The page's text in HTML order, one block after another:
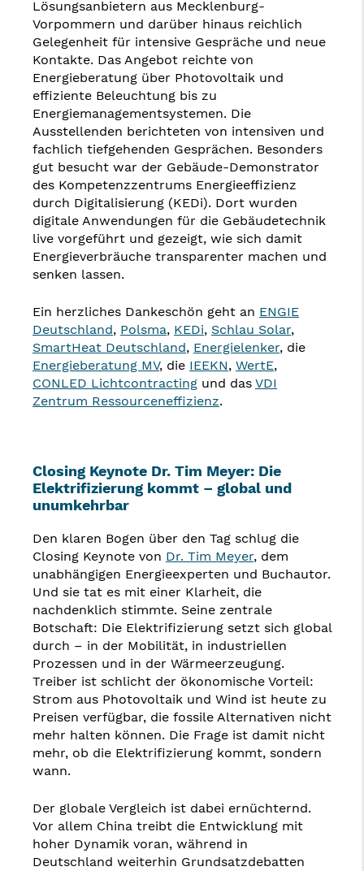
Lösungsanbietern aus Mecklenburg-
Vorpommern und darüber hinaus reichlich
Gelegenheit für intensive Gespräche und neue
Kontakte. Das Angebot reichte von
Energieberatung über Photovoltaik und
effiziente Beleuchtung bis zu
Energiemanagementsystemen. Die
Ausstellenden berichteten von intensiven und
fachlich tiefgehenden Gesprächen. Besonders
gut besucht war der Gebäude-Demonstrator
des Kompetenzzentrums Energieeffizienz
durch Digitalisierung (KEDi). Dort wurden
digitale Anwendungen für die Gebäudetechnik
live vorgeführt und gezeigt, wie sich damit
Energieverbräuche transparenter machen und
senken lassen.
Ein herzliches Dankeschön geht an ENGIE
Deutschland, Polsma, KEDi, Schlau Solar,
SmartHeat Deutschland, Energielenker, die
Energieberatung MV, die IEEKN, WertE,
CONLED Lichtcontracting und das VDI
Zentrum Ressourceneffizienz.
Closing Keynote Dr. Tim Meyer: Die
Elektrifizierung kommt – global und
unumkehrbar
Den klaren Bogen über den Tag schlug die
Closing Keynote von Dr. Tim Meyer, dem
unabhängigen Energieexperten und Buchautor.
Und sie tat es mit einer Klarheit, die
nachdenklich stimmte. Seine zentrale
Botschaft: Die Elektrifizierung setzt sich global
durch – in der Mobilität, in industriellen
Prozessen und in der Wärmeerzeugung.
Treiber ist schlicht der ökonomische Vorteil:
Strom aus Photovoltaik und Wind ist heute zu
Preisen verfügbar, die fossile Alternativen nicht
mehr halten können. Die Frage ist damit nicht
mehr, ob die Elektrifizierung kommt, sondern
wann.
Der globale Vergleich ist dabei ernüchternd.
Vor allem China treibt die Entwicklung mit
hoher Dynamik voran, während in
Deutschland weiterhin Grundsatzdebatten